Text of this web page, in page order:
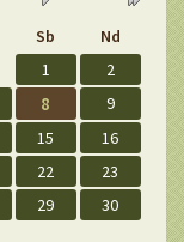
później
Sb
Nd
1
2
8
9
15
16
22
23
29
30